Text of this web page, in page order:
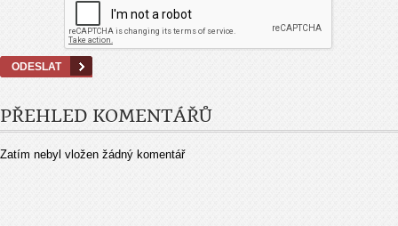
PŘEHLED KOMENTÁŘŮ
Zatím nebyl vložen žádný komentář